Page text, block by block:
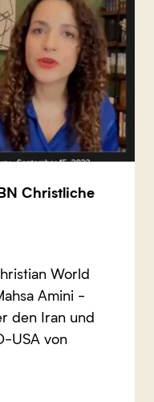
Christliche
World
Amini -
den Iran und
USA von